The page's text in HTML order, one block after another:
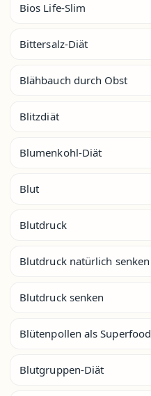
Bios Life-Slim
Bittersalz-Diät
Blähbauch durch Obst
Blitzdiät
Blumenkohl-Diät
Blut
Blutdruck
Blutdruck natürlich senken
Blutdruck senken
Blütenpollen als Superfood
Blutgruppen-Diät